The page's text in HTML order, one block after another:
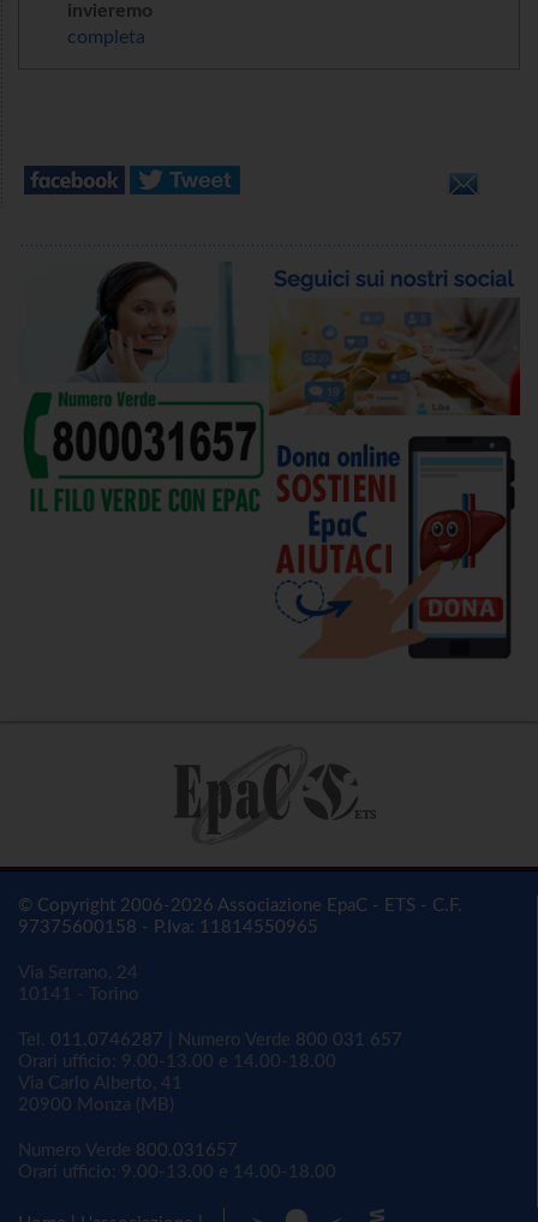
invieremo
completa
© Copyright 2006-2026 Associazione EpaC - ETS - C.F.
97375600158 - P.Iva: 11814550965
Via Serrano, 24
10141 - Torino
Tel. 011.0746287 | Numero Verde 800 031 657
Orari ufficio: 9.00-13.00 e 14.00-18.00
Via Carlo Alberto, 41
20900 Monza (MB)
Numero Verde 800.031657
Orari ufficio: 9.00-13.00 e 14.00-18.00